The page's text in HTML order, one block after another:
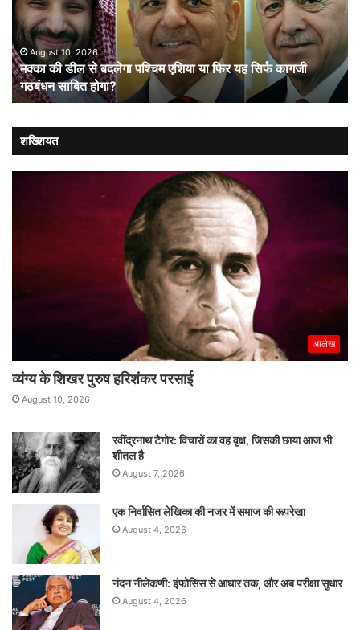
पश्चिम
एशिया
या
फिर
यह
सिर्फ
गठबंधन
साबित
होगा?
August 10, 2026
मक्का की डील से बदलेगा पश्चिम एशिया या फिर यह सिर्फ कागजी
गठबंधन साबित होगा?
शख्शियत
आलेख
व्यंग्य के शिखर पुरुष हरिशंकर परसाई
August 10, 2026
रवींद्रनाथ टैगोर: विचारों का वह वृक्ष, जिसकी छाया आज भी
शीतल है
August 7, 2026
एक निर्वासित लेखिका की नजर में समाज की रूपरेखा
August 4, 2026
नंदन नीलेकणी: इंफोसिस से आधार तक, और अब परीक्षा सुधार
August 4, 2026